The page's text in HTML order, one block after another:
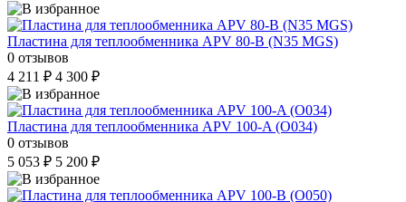
Пластина для теплообменника APV 80-B (N35 MGS)
0 отзывов
4 211 ₽ 4 300 ₽
Пластина для теплообменника APV 100-A (O034)
0 отзывов
5 053 ₽ 5 200 ₽